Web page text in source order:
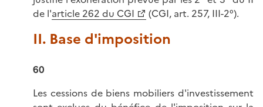
de l'article 262 du CGI (CGI, art. 257, III-2°).
II. Base d'imposition
60
Les cessions de biens mobiliers d'investissement